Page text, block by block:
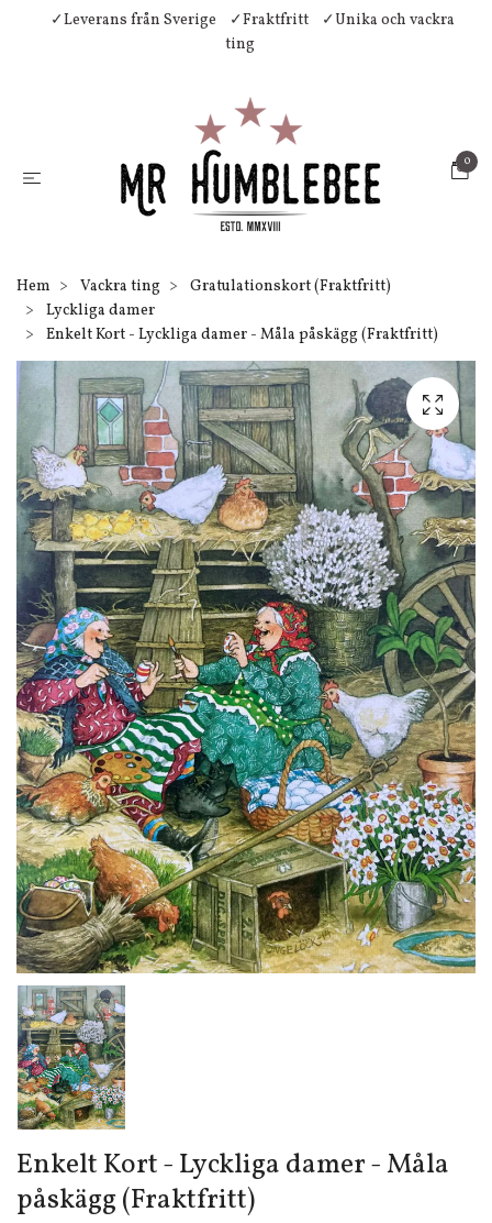
✓Leverans från Sverige ✓Fraktfritt
✓Unika och vackra
ting
0
Hem Vackra ting
Gratulationskort (Fraktfritt)
Lyckliga damer
Enkelt Kort - Lyckliga damer - Måla påskägg (Fraktfritt)
Enkelt Kort - Lyckliga damer - Måla
påskägg (Fraktfritt)